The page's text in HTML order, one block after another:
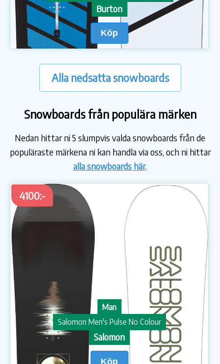
Burton
Köp
Alla nedsatta snowboards
Snowboards från populära märken
Nedan hittar ni 5 slumpvis valda snowboards från de
populäraste märkena ni kan handla via oss, och ni hittar
alla snowboards här.
4100:-
Man
Salomon Men's Pulse No Colour
Salomon
Köp